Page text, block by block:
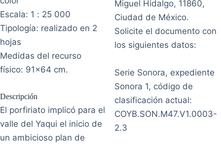
Escala: 1 : 25 000
Tipología: realizado en 2
hojas
Medidas del recurso
físico: 91x64 cm.
Descripción
El porfiriato implicó para el
valle del Yaqui el inicio de
un ambicioso plan de
Miguel Hidalgo, 11860,
Ciudad de México.
Solicite el documento con
los siguientes datos:
Serie Sonora, expediente
Sonora 1, código de
clasificación actual:
COYB.SON.M47.V1.0003-
2.3